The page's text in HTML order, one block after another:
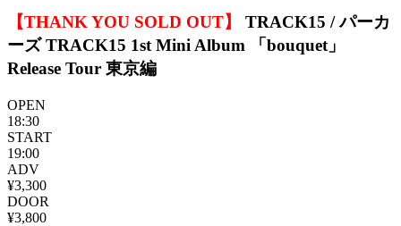
【THANK YOU SOLD OUT】
TRACK15 / パーカ
ーズ TRACK15 1st Mini Album 「bouquet」
Release Tour 東京編
OPEN
18:30
START
19:00
ADV
¥3,300
DOOR
¥3,800